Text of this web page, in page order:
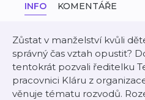
INFO KOMENTÁŘE
Zůstat v manželství kvůli
správný čas vztah opustit?
tentokrát pozvali ředitelku
pracovnici Kláru z
věnuje tématu rozvodů.